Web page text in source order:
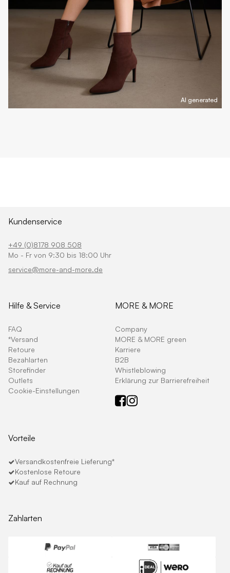
AI generated
Kundenservice
+49 (0)8178 908 508
Mo - Fr von 9:30 bis 18:00 Uhr
service@more-and-more.de
Hilfe & Service
FAQ
*Versand
Retoure
Bezahlarten
Storefinder
Outlets
Cookie-Einstellungen
MORE & MORE
Company
MORE & MORE green
Karriere
B2B
Whistleblowing
Erklärung zur Barrierefreiheit
Vorteile
Versandkostenfreie Lieferung*
Kostenlose Retoure
Kauf auf Rechnung
Zahlarten